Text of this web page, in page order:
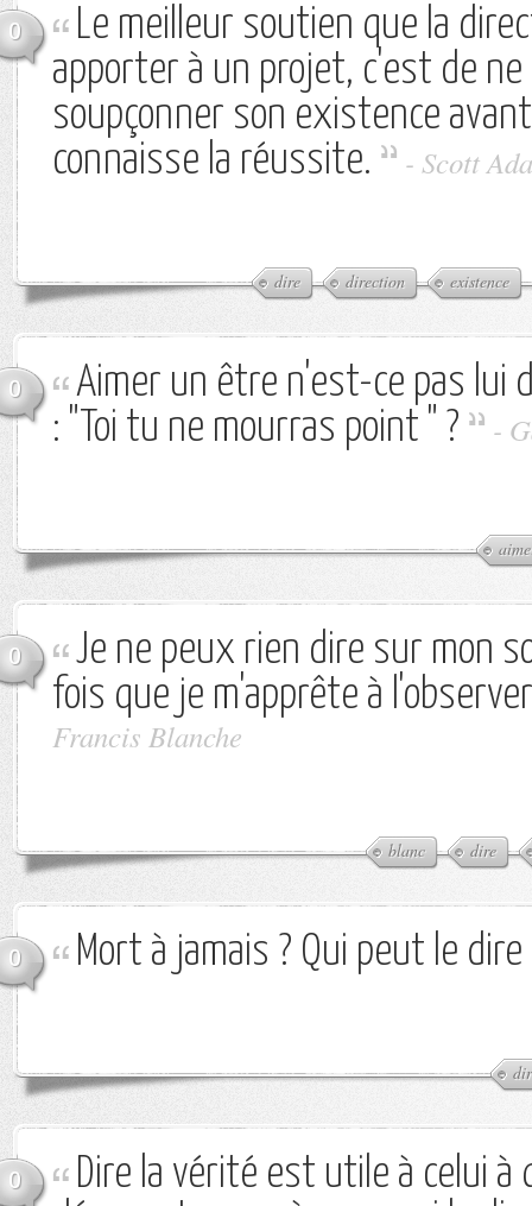
0
Le meilleur soutien que la
apporter à un projet, c'est de ne
soupçonner son existence
connaisse la réussite.
- Scott
dire direction existence
0
Aimer un être n'est-ce pas lui
: "Toi tu ne mourras point " ?
-
0
Je ne peux rien dire sur mon
fois que je m'apprête à
Francis Blanche
blanc dire
0 Mort à jamais ? Qui peut le dire
0
Dire la vérité est utile à celui à